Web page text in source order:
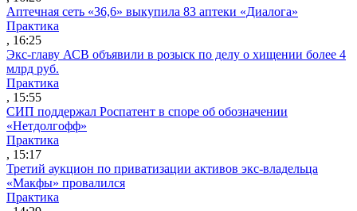
Аптечная сеть «36,6» выкупила 83 аптеки «Диалога»
Практика
, 16:25
Экс-главу АСВ объявили в розыск по делу о хищении более 4
млрд руб.
Практика
, 15:55
СИП поддержал Роспатент в споре об обозначении
«Нетдолгофф»
Практика
, 15:17
Третий аукцион по приватизации активов экс-владельца
«Макфы» провалился
Практика